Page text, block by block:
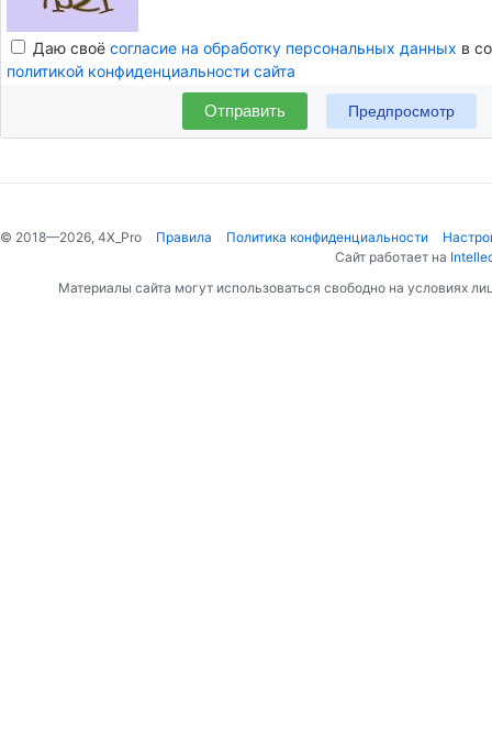
Даю своё согласие на обработку персональных данных в
политикой конфиденциальности сайта
Отправить
© 2018—2026, 4X_Pro Правила Политика конфиденциальности
Сайт работает на
Материалы сайта могут использоваться свободно на условиях